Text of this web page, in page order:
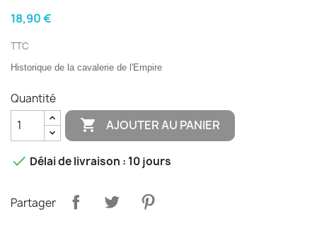
18,90 €
TTC
Historique de la cavalerie de l'Empire
Quantité
 AJOUTER AU PANIER
 Délai de livraison : 10 jours
Partager